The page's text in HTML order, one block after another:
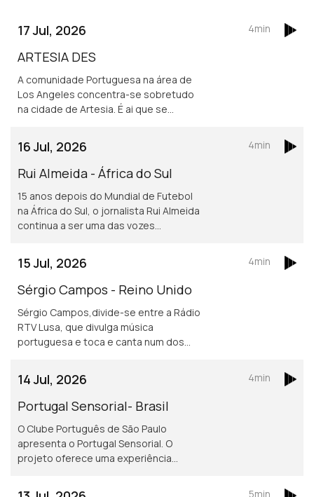
17 Jul, 2026
ARTESIA DES
A comunidade Portuguesa na área de
Los Angeles concentra-se sobretudo
na cidade de Artesia. É ai que se
Portugueses nos Estados Unidos.
4min
16 Jul, 2026
Rui Almeida - África do Sul
15 anos depois do Mundial de Futebol
na África do Sul, o jornalista Rui Almeida
continua a ser uma das vozes
lusofonia.
4min
15 Jul, 2026
Sérgio Campos - Reino Unido
Sérgio Campos,divide-se entre a Rádio
RTV Lusa, que divulga música
portuguesa e toca e canta num dos
4min
14 Jul, 2026
Portugal Sensorial- Brasil
O Clube Português de São Paulo
apresenta o Portugal Sensorial. O
projeto oferece uma experiência
4min
5min